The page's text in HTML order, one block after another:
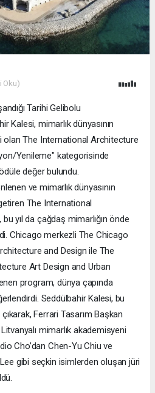
Oku)
Tarihi Gelibolu
Kalesi, mimarlık dünyasının
olan The International Architecture
Yenileme" kategorisinde
değer bulundu.
ve mimarlık dünyasının
The International
yıl da çağdaş mimarlığın önde
Chicago merkezli The Chicago
and Design ile The
Art Design and Urban
program, dünya çapında
Seddülbahir Kalesi, bu
Ferrari Tasarım Başkan
mimarlık akademisyeni
Cho’dan Chen-Yu Chiu ve
gibi seçkin isimlerden oluşan jüri